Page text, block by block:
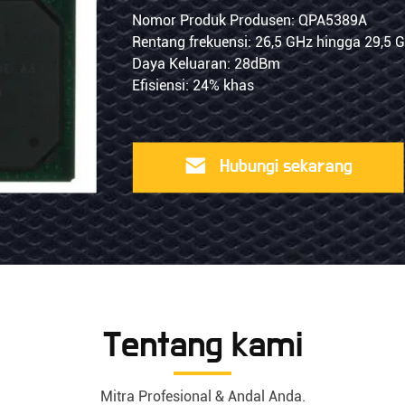
1,6nV/√Hz
500µV
4.5V ke 33V
Tinggi
QPA5389A
Untuk
Aplikasi
5G
MmWave
Nomor Produk Produsen: QPA5389A
Rentang frekuensi: 26,5 GHz hingga 29,5
Daya Keluaran: 28dBm
Efisiensi: 24% khas
Hubungi
sekarang
Tentang kami
Mitra Profesional & Andal Anda.